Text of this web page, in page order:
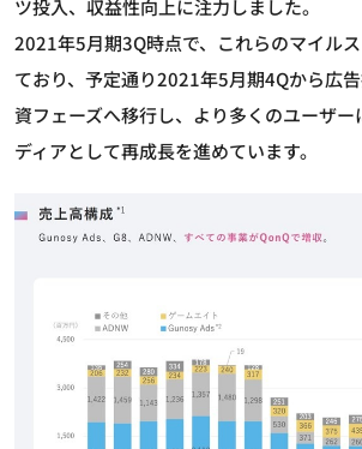
ツ投入、収益性向上に注力しました。
2021年5月期3Q時点で、これらのマイル
ており、予定通り2021年5月期4Qから広
資フェーズへ移行し、より多くのユーザー
ディアとして再成長を進めています。